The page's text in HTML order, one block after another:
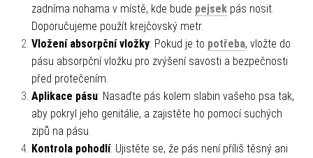
zadníma nohama v místě, kde bude pejsek pás nosit.
Doporučujeme použít krejčovský metr.
Vložení absorpční vložky: Pokud je to potřeba, vložte do
pásu absorpční vložku pro zvýšení savosti a bezpečnosti
před protečením.
Aplikace pásu: Nasaďte pás kolem slabin vašeho psa tak,
aby pokryl jeho genitálie, a zajistěte ho pomocí suchých
zipů na pásu.
Kontrola pohodlí: Ujistěte se, že pás není příliš těsný ani